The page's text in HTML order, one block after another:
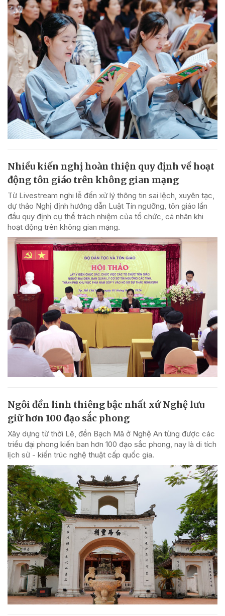
Nhiều kiến nghị hoàn thiện quy định về hoạt
động tôn giáo trên không gian mạng
Từ Livestream nghi lễ đến xử lý thông tin sai lệch, xuyên tạc,
dự thảo Nghị định hướng dẫn Luật Tín ngưỡng, tôn giáo lần
đầu quy định cụ thể trách nhiệm của tổ chức, cá nhân khi
hoạt động trên không gian mạng.
Ngôi đền linh thiêng bậc nhất xứ Nghệ lưu
giữ hơn 100 đạo sắc phong
Xây dựng từ thời Lê, đền Bạch Mã ở Nghệ An từng được các
triều đại phong kiến ban hơn 100 đạo sắc phong, nay là di tích
lịch sử - kiến trúc nghệ thuật cấp quốc gia.